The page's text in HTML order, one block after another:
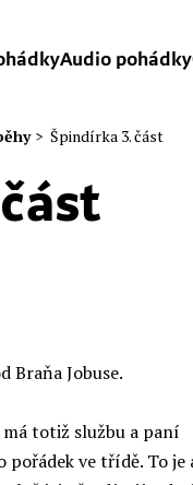
Audio pohádky
> Špindírka 3. část
Braňa Jobuse.
má totiž službu a paní
pořádek ve třídě. To je